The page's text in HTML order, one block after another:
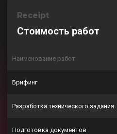
Receipt
Стоимость работ
Наименование работ
Брифинг
Разработка технического задания
Подготовка документов